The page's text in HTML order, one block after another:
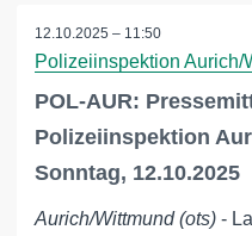
12.10.2025 – 11:50
Polizeiinspektion Aurich/
POL-AUR:
Polizeiinspektion
Sonntag, 12.10.2025
Aurich/Wittmund (ots)-